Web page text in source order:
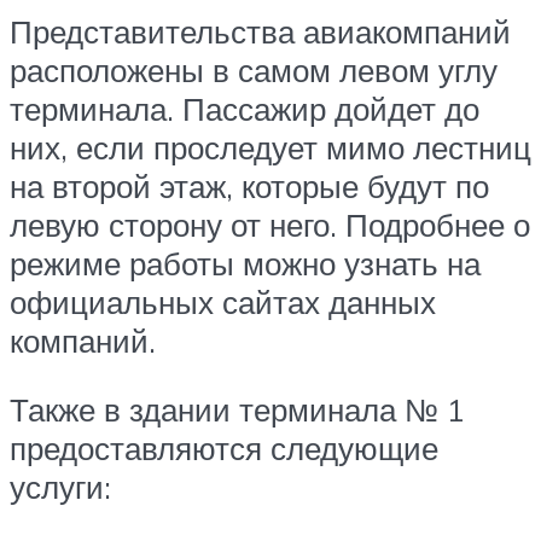
Представительства авиакомпаний
расположены в самом левом углу
терминала. Пассажир дойдет до
них, если проследует мимо лестниц
на второй этаж, которые будут по
левую сторону от него. Подробнее о
режиме работы можно узнать на
официальных сайтах данных
компаний.
Также в здании терминала № 1
предоставляются следующие
услуги: